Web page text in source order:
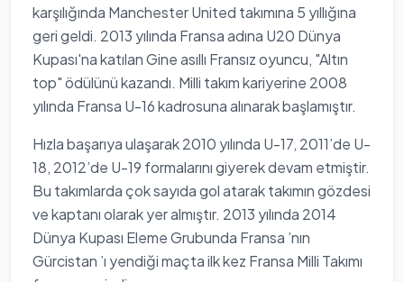
karşılığında Manchester United takımına 5 yıllığına
geri geldi. 2013 yılında Fransa adına U20 Dünya
Kupası'na katılan Gine asıllı Fransız oyuncu, "Altın
top" ödülünü kazandı. Milli takım kariyerine 2008
yılında Fransa U-16 kadrosuna alınarak başlamıştır.
Hızla başarıya ulaşarak 2010 yılında U-17, 2011’de U-
18, 2012’de U-19 formalarını giyerek devam etmiştir.
Bu takımlarda çok sayıda gol atarak takımın gözdesi
ve kaptanı olarak yer almıştır. 2013 yılında 2014
Dünya Kupası Eleme Grubunda Fransa ’nın
Gürcistan ’ı yendiği maçta ilk kez Fransa Milli Takımı